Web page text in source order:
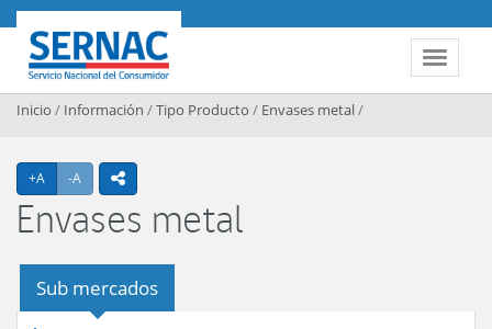
Contenido principal
Toggle
SERNAC
Inicio / Información /Tipo Producto / Envases metal/
+A Agrandar texto
-A Achicar textoicono compartir
Envases metal
Sub mercados